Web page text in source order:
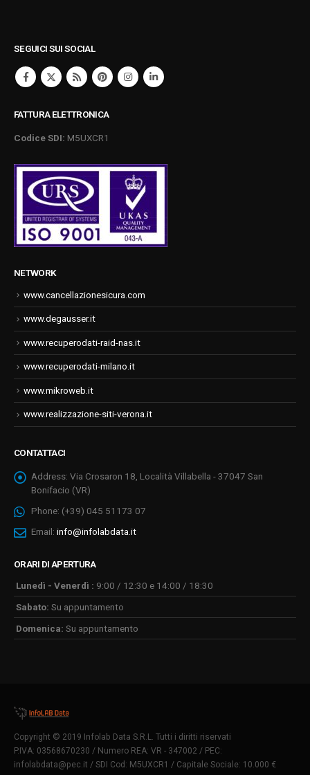
SEGUICI SUI SOCIAL
FATTURA ELETTRONICA
Codice SDI: M5UXCR1
NETWORK
www.cancellazionesicura.com
www.degausser.it
www.recuperodati-raid-nas.it
www.recuperodati-milano.it
www.mikroweb.it
www.realizzazione-siti-verona.it
CONTATTACI
Address: Via Crosaron 18, Località Villabella - 37047 San
Bonifacio (VR)
Phone: (+39) 045 51173 07
Email: info@infolabdata.it
ORARI DI APERTURA
Lunedì - Venerdì : 9:00 / 12:30 e 14:00 / 18:30
Sabato: Su appuntamento
Domenica: Su appuntamento
Copyright © 2019 Infolab Data S.R.L. Tutti i diritti riservati
P.IVA: 03568670230 / Numero REA: VR - 347002 / PEC:
infolabdata@pec.it / SDI Cod: M5UXCR1 / Capitale Sociale: 10.000 €